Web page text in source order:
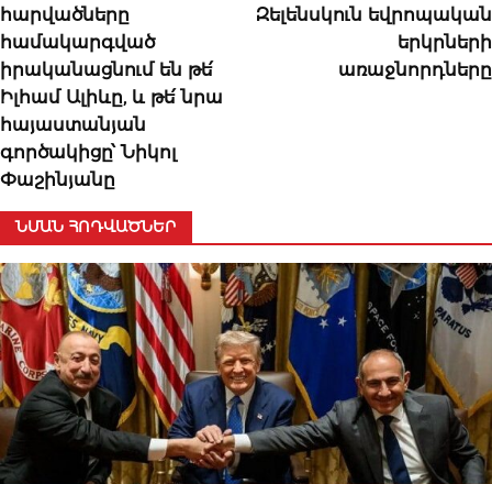
հարվածները
համակարգված
իրականացնում են թե՛
Իլհամ Ալիևը, և թե՛ նրա
հայաստանյան
գործակիցը՝ Նիկոլ
Փաշինյանը
Զելենսկուն եվրոպական
երկրների
առաջնորդները
ՆՄԱՆ ՀՈԴՎԱԾՆԵՐ